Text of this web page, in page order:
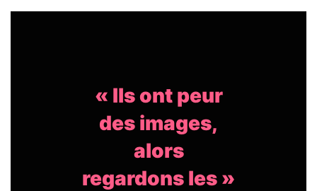
« Ils ont peur
des images,
alors
regardons les »